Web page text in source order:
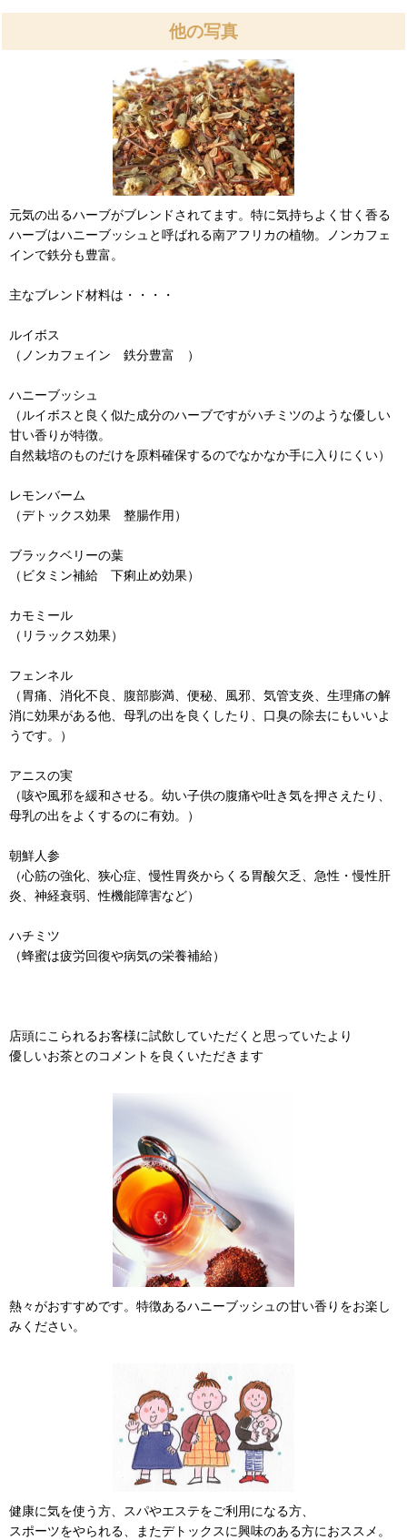
他の写真
元気の出るハーブがブレンドされてます。特に気持ちよく甘く香る
ハーブはハニーブッシュと呼ばれる南アフリカの植物。ノンカフェ
インで鉄分も豊富。
主なブレンド材料は・・・・
ルイボス
（ノンカフェイン 鉄分豊富 ）
ハニーブッシュ
（ルイボスと良く似た成分のハーブですがハチミツのような優しい
甘い香りが特徴。
自然栽培のものだけを原料確保するのでなかなか手に入りにくい）
レモンバーム
（デトックス効果 整腸作用）
ブラックベリーの葉
（ビタミン補給 下痢止め効果）
カモミール
（リラックス効果）
フェンネル
（胃痛、消化不良、腹部膨満、便秘、風邪、気管支炎、生理痛の解
消に効果がある他、母乳の出を良くしたり、口臭の除去にもいいよ
うです。）
アニスの実
（咳や風邪を緩和させる。幼い子供の腹痛や吐き気を押さえたり、
母乳の出をよくするのに有効。）
朝鮮人参
（心筋の強化、狭心症、慢性胃炎からくる胃酸欠乏、急性・慢性肝
炎、神経衰弱、性機能障害など）
ハチミツ
（蜂蜜は疲労回復や病気の栄養補給）
店頭にこられるお客様に試飲していただくと思っていたより
優しいお茶とのコメントを良くいただきます
熱々がおすすめです。特徴あるハニーブッシュの甘い香りをお楽し
みください。
健康に気を使う方、スパやエステをご利用になる方、
スポーツをやられる、またデトックスに興味のある方におススメ。